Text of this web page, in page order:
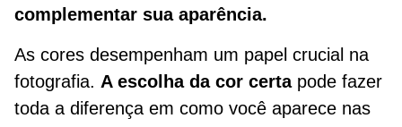
complementar sua aparência.
As cores desempenham um papel crucial na
fotografia. A escolha da cor certapode fazer
toda a diferença em como você aparece nas